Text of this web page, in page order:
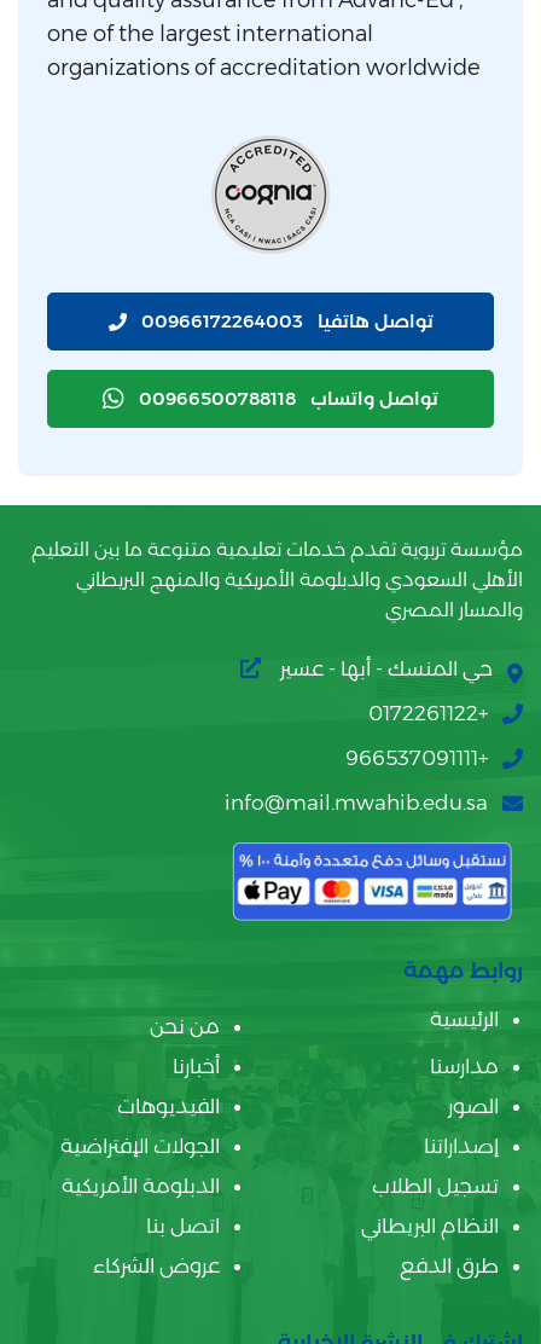
one of the largest international
organizations of accreditation worldwide
تواصل هاتفيا 00966172264003
تواصل واتساب 00966500788118
مؤسسة تربوية تقدم خدمات تعليمية متنوعة ما بين التعليم
الأهلي السعودي والدبلومة الأمريكية والمنهج البريطاني
والمسار المصري
حي المنسك - أبها - عسير
+0172261122
+966537091111
info@mail.mwahib.edu.sa
روابط مهمة
الرئيسية
من نحن
مدارسنا
أخبارنا
الصور
الفيديوهات
إصداراتنا
الجولات الإفتراضية
تسجيل الطلاب
الدبلومة الأمريكية
النظام البريطاني
اتصل بنا
طرق الدفع
عروض الشركاء